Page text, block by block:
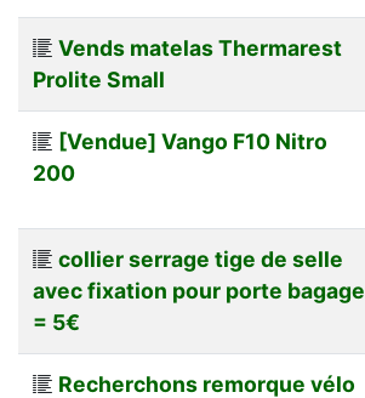
Vends matelas Thermarest
Prolite Small
[Vendue] Vango F10 Nitro
200
collier serrage tige de selle
avec fixation pour porte bagage
= 5€
Recherchons remorque vélo